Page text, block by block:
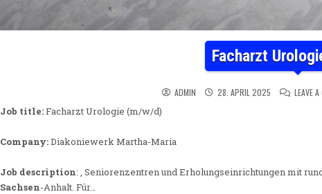
Facharzt
ADMIN 28. APRIL 2025 LEAVE
Job title:Facharzt Urologie (m/w/d)
Company:Diakoniewerk Martha-Maria
Job description: , Seniorenzentren und Erholungseinrichtungen mit
Sachsen-Anhalt. Für…